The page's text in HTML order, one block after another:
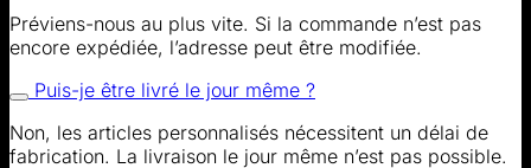
Préviens-nous au plus vite. Si la commande n’est pas
encore expédiée, l’adresse peut être modifiée.
Puis-je être livré le jour même ?
Non, les articles personnalisés nécessitent un délai de
fabrication. La livraison le jour même n’est pas possible.